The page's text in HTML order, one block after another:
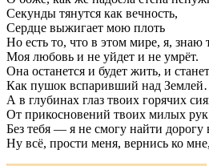
Секунды тянутся как вечность,
Сердце выжигает мою плоть
Но есть то, что в этом мире, я, знаю
Моя любовь и не уйдет и не умрёт.
Она останется и будет жить, и
Как пушок вспаривший над
А в глубинах глаз твоих горячих
От прикосновений твоих милых
Без тебя — я не смогу найти дорогу
Ну всё, прости меня, вернись ко